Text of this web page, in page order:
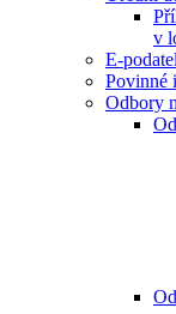
v
E-
Povinné
Odbory